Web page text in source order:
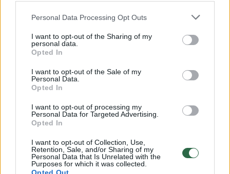
Personal Data Processing Opt Outs
I want to opt-out of the Sharing of my
personal data.
Opted In
I want to opt-out of the Sale of my
Personal Data.
Opted In
I want to opt-out of processing my
Personal Data for Targeted Advertising.
Opted In
I want to opt-out of Collection, Use,
Retention, Sale, and/or Sharing of my
Personal Data that Is Unrelated with the
Purposes for which it was collected.
00:00:57
Savaitės vidurys nusimato karštas: temperatūra kils iki
32 laipsnių šilumos
Žinios | Orai
Nufilmavo, kaip patvino Vilniaus Vakarinis aplinkkelis:
vaizdas pribloškia
Avarija Vilniuje: į stotelę įsirėžęs automobilis sužalojo